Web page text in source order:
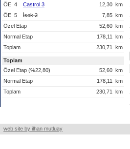
ÖE 4 Castrol 3 12,30 km
ÖE 5 İsok 2 7,85 km
Özel Etap
52,60 km
Normal Etap
178,11
km
Toplam
230,71 km
Toplam
Özel Etap (%22,80)
52,60 km
Normal Etap
178,11
km
Toplam
230,71 km
web site by ilhan mutluay